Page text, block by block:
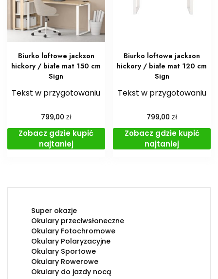
Biurko loftowe jackson
hickory / białe mat 150 cm
Sign
Tekst w przygotowaniu
799,00 zł
Zobacz gdzie kupić
najtaniej
Biurko loftowe jackson
hickory / białe mat 120 cm
Sign
Tekst w przygotowaniu
799,00zł
Zobacz gdzie kupić
najtaniej
Super okazje
Okulary przeciwsłoneczne
Okulary Fotochromowe
Okulary Polaryzacyjne
Okulary Sportowe
Okulary Rowerowe
Okulary do jazdy nocą